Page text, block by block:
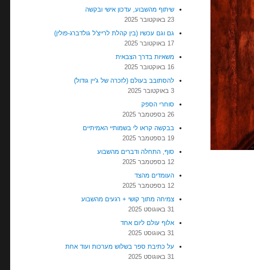
שיתוף מהשבוע, עדכון אישי ובקשה
23 באוקטובר 2025
גם וגם עכשיו (בין קהלת לרייצ'ל גולדברג-פולין)
17 באוקטובר 2025
משאיות בדרך הצבאית
16 באוקטובר 2025
להסתובב בעולם (לזכרה של ג'יין גודול)
3 באוקטובר 2025
סוחרי הספק
26 בספטמבר 2025
בבקשה קראו לי בשמותיי האמיתיים
19 בספטמבר 2025
סוף, התחלה ודברים מהשבוע
12 בספטמבר 2025
העומדים מהצד
12 בספטמבר 2025
צמיחה מתוך קושי + רגעים מהשבוע
31 באוגוסט 2025
אלוף עולם ליום אחד
31 באוגוסט 2025
על כתיבת ספר בשלוש מערכות ועוד אחת
31 באוגוסט 2025